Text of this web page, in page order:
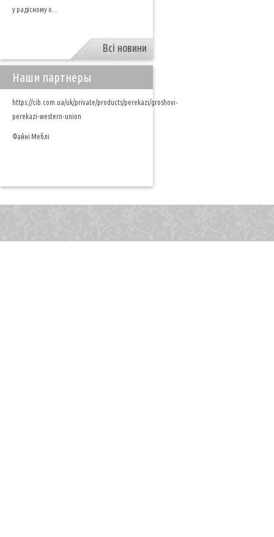
у радісному о...
Всі новини
Наши партнеры
https://cib.com.ua/uk/private/products/perekazi/groshovi-
perekazi-western-union
Файні Меблі